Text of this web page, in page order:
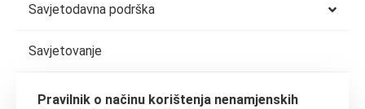
Savjetodavna podrška
Savjetovanje
Pravilnik o načinu korištenja nenamjenskih